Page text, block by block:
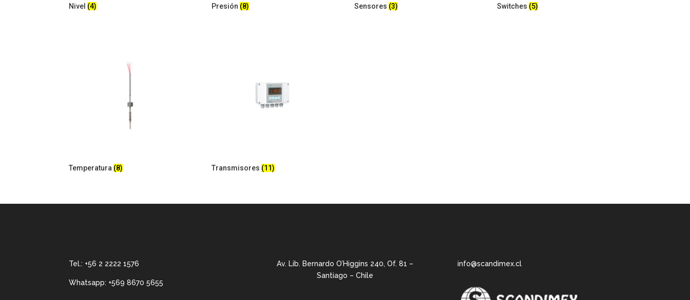
Nivel (4) Presión (8) Sensores (3) Switches (5)
Temperatura (8) Transmisores (11)
Tel.: +56 2 2222 1576
Whatsapp: +569 8670 5655
Av. Lib. Bernardo O’Higgins 240, Of. 81 –
Santiago – Chile
info@scandimex.cl